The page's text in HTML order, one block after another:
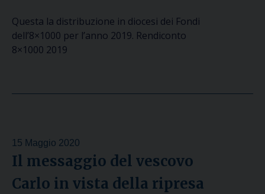
Questa la distribuzione in diocesi dei Fondi
dell’8×1000 per l’anno 2019. Rendiconto
8×1000 2019
15 Maggio 2020
Il messaggio del vescovo
Carlo in vista della ripresa